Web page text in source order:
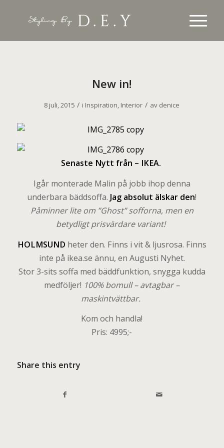
New in!
8 juli, 2015 / i Inspiration, Interior / av denice
Senaste Nytt från – IKEA.
Igår monterade Malin på jobb ihop denna
underbara bäddsoffa. Jag absolut älskar den!
Påminner lite om ”Ghost” sofforna, men en
betydligt prisvärdare variant!
HOLMSUND heter den. Finns i vit & ljusrosa. Finns
inte på ikea.se ännu, en Augusti Nyhet.
Stor 3-sits soffa med bäddfunktion, snygga kudda
medföljer! 100% bomull – avtagbar –
maskintvättbar.
Kom och handla!
Pris: 4995;-
Share this entry